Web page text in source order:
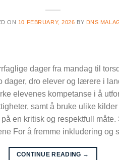
ON 10 FEBRUARY, 2026 BY DNS
dager fra mandag til
dager, dro elever og lærere i
elevenes kompetanse i å
samt å bruke ulike
en kritisk og respektfull
For å fremme inkludering og
CONTINUE READING →